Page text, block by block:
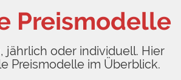
Preismodelle
jährlich oder individuell. Hier
Preismodelle im Überblick.